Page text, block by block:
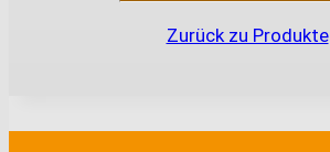
Zurück zu Produkte